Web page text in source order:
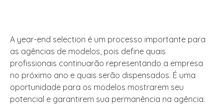
A year-end selection é um processo importante para
as agências de modelos, pois define quais
profissionais continuarão representando a empresa
no próximo ano e quais serão dispensados. É uma
oportunidade para os modelos mostrarem seu
potencial e garantirem sua permanência na agência.